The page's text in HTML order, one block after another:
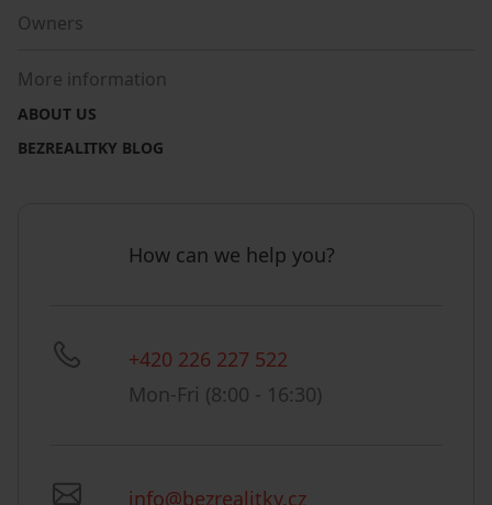
Owners
More information
ABOUT US
BEZREALITKY BLOG
How can we help you?
+420 226 227 522
Mon-Fri (8:00 - 16:30)
info@bezrealitky.cz